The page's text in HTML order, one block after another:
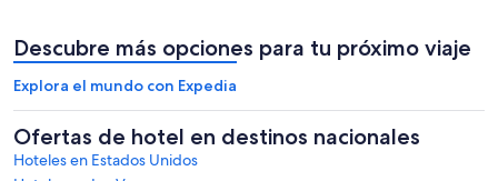
Descubre más opciones para tu próximo viaje
Explora el mundo con Expedia
Ofertas de hotel en destinos nacionales
Hoteles en Estados Unidos